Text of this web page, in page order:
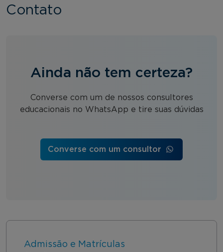
Contato
Ainda não tem certeza?
Converse com um de nossos consultores
educacionais no WhatsApp e tire suas dúvidas
Converse com um consultor
Admissão e Matrículas